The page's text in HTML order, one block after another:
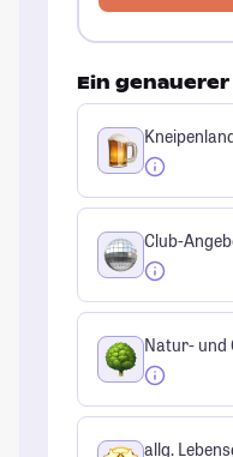
Ein genauerer
Club-
Natur- und
allg.